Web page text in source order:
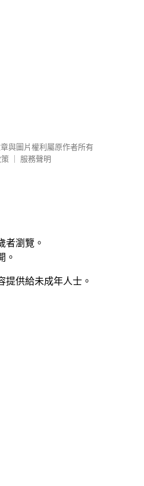
與圖片權利屬原作者所有
服務聲明
者瀏覽。
。
提供給未成年人士。